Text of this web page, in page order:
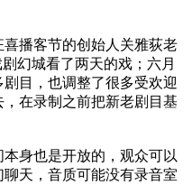
播客节的创始人关雅荻老
幻城看了两天的戏；六月
目，也调整了很多受欢迎
在录制之前把新老剧目基
身也是开放的，观众可以
天，音质可能没有录音室